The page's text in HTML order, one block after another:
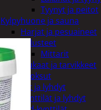
Tyynyt ja peitot
Kylpyhuone ja sauna
Harjat ja pesuaineet
Kalusteet
Mittarit
Kiukaat ja tarvikkeet
Tuoksut
Kynttilät ja lyhdyt
Kynttilät ja lyhdyt